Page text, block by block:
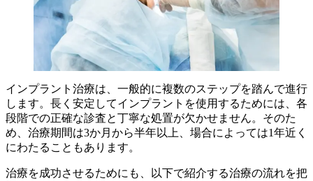
インプラント治療は、一般的に複数のステップを踏んで進行
します。長く安定してインプラントを使用するためには、各
段階での正確な診査と丁寧な処置が欠かせません。そのた
め、治療期間は3か月から半年以上、場合によっては1年近く
にわたることもあります。
治療を成功させるためにも、以下で紹介する治療の流れを把